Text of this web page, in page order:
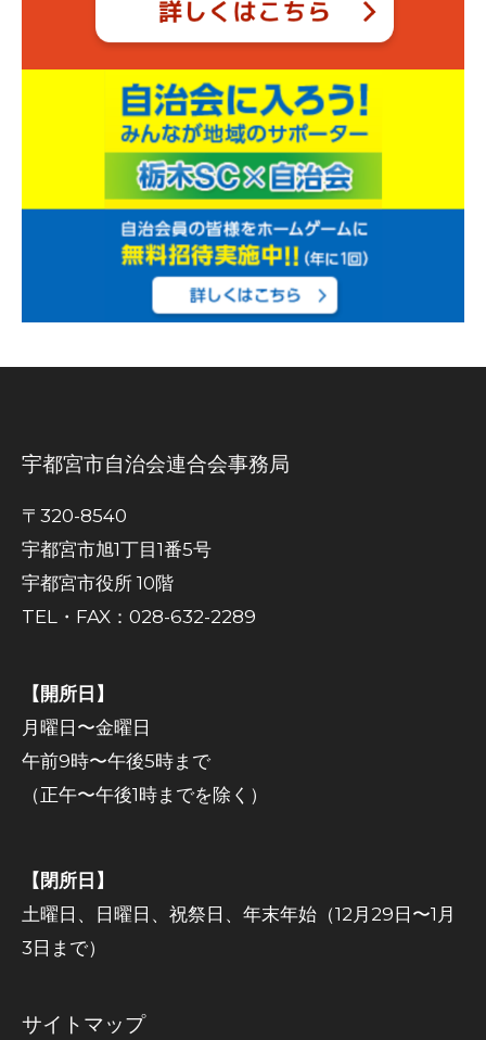
宇都宮市自治会連合会事務局
〒320-8540
宇都宮市旭1丁目1番5号
宇都宮市役所 10階
TEL・FAX：028-632-2289
【開所日】
月曜日〜金曜日
午前9時〜午後5時まで
（正午〜午後1時までを除く）
【閉所日】
土曜日、日曜日、祝祭日、年末年始（12月29日〜1月
3日まで）
サイトマップ